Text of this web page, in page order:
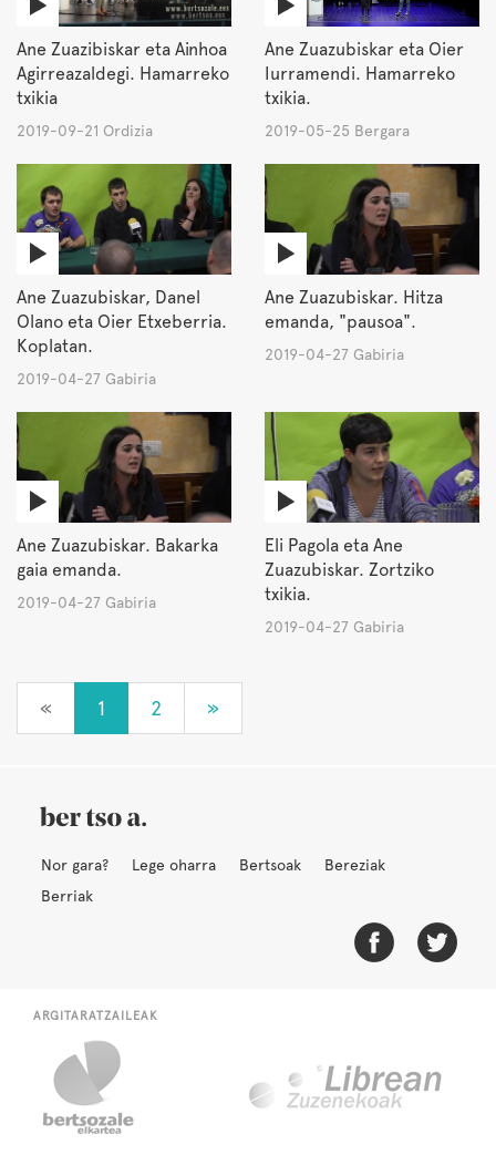
Ane Zuazibiskar eta Ainhoa
Agirreazaldegi. Hamarreko
txikia
2019-09-21 Ordizia
Ane Zuazubiskar eta Oier
Iurramendi. Hamarreko
txikia.
2019-05-25 Bergara
Ane Zuazubiskar, Danel
Olano eta Oier Etxeberria.
Koplatan.
2019-04-27 Gabiria
Ane Zuazubiskar. Hitza
emanda, "pausoa".
2019-04-27 Gabiria
Ane Zuazubiskar. Bakarka
gaia emanda.
2019-04-27 Gabiria
Eli Pagola eta Ane
Zuazubiskar. Zortziko
txikia.
2019-04-27 Gabiria
« 1 2 »
Nor gara? Lege oharra Bertsoak
Bereziak
Berriak
ARGITARATZAILEAK